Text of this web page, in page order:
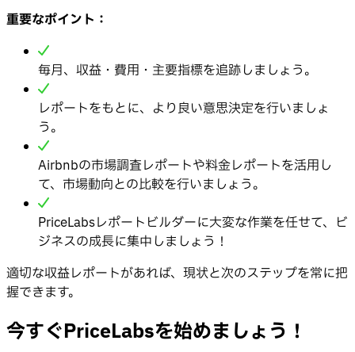
重要なポイント：
毎月、収益・費用・主要指標を追跡しましょう。
レポートをもとに、より良い意思決定を行いましょ
う。
Airbnbの市場調査レポートや料金レポートを活用し
て、市場動向との比較を行いましょう。
PriceLabsレポートビルダーに大変な作業を任せて、ビ
ジネスの成長に集中しましょう！
適切な収益レポートがあれば、現状と次のステップを常に把
握できます。
今すぐPriceLabsを始めましょう！